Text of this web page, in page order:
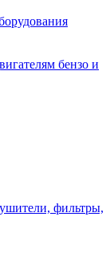
бензо и
фильтры,